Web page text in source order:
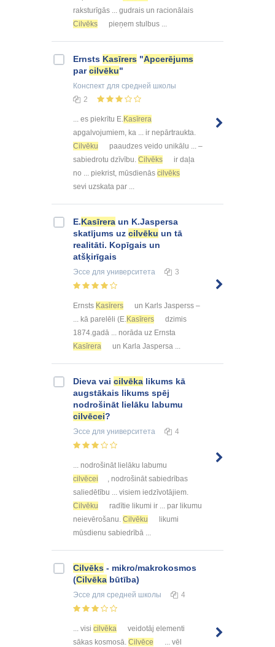
raksturīgās ... gudrais un racionālais
Cilvēks
pieņem stulbus ...
Ernsts Kasīrers "Apcerējums
parcilvēku"
Конспект для средней школы
2
... es piekrītu E.Kasīrera
apgalvojumiem, ka ... ir nepārtraukta.
Cilvēku
paaudzes veido unikālu ... –
sabiedrotu dzīvību. Cilvēks
ir daļa
no ... piekrist, mūsdienās cilvēks
sevi uzskata par ...
E.Kasīrera un K.Jaspersa
skatījums uz cilvēku un tā
realitāti. Kopīgais un
atšķirīgais
Эссе для университета 3
Ernsts Kasīrers
un Karls Jasperss –
... kā parelēli (E.Kasīrers
dzimis
1874.gadā ... norāda uz Ernsta
Kasīrera
un Karla Jaspersa ...
Dieva vai cilvēka likums kā
augstākais likums spēj
nodrošināt lielāku labumu
cilvēcei?
Эссе для университета 4
... nodrošināt lielāku labumu
cilvēcei
, nodrošināt sabiedrības
saliedētību ... visiem iedzīvotājiem.
Cilvēku
radītie likumi ir ... par likumu
neievērošanu. Cilvēku
likumi
mūsdienu sabiedrībā ...
Cilvēks - mikro/makrokosmos
(Cilvēka būtība)
Эссе для средней школы 4
... visi cilvēka
veidotāj elementi
sākas kosmosā. Cilvēce
... vēl